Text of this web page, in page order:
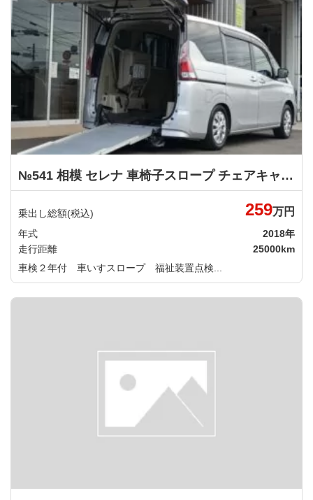
№541 相模 セレナ 車椅子スロープ チェアキャブスロープタイプ 日産
乗出し総額(税込) 259万円
年式
2018年
走行距離
25000km
車検２年付 車いすスロープ 福祉装置点検...